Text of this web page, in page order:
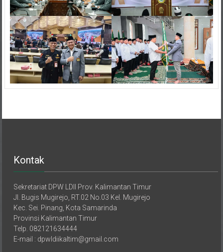
Kontak
Sekretariat DPW LDII Prov. Kalimantan Timur
Jl. Bugis Mugirejo, RT.02 No.03 Kel. Mugirejo
Kec. Sei. Pinang, Kota Samarinda
Provinsi Kalimantan Timur
Telp. 082121634444
E-mail : dpwldiikaltim@gmail.com